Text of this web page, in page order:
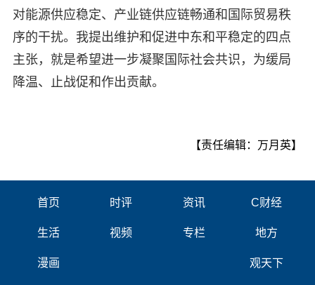
对能源供应稳定、产业链供应链畅通和国际贸易秩
序的干扰。我提出维护和促进中东和平稳定的四点
主张，就是希望进一步凝聚国际社会共识，为缓局
降温、止战促和作出贡献。
【责任编辑：万月英】
首页 时评 资讯 C财经
生活 视频 专栏 地方
漫画 观天下